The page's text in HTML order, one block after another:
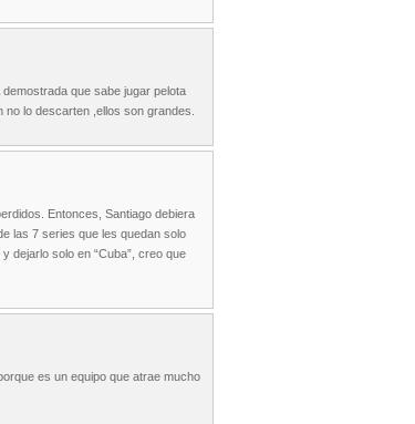
que sabe jugar pelota
lo descarten ,ellos son grandes.
Entonces, Santiago debiera
las 7 series que les quedan solo
dejarlo solo en “Cuba”, creo que
es un equipo que atrae mucho